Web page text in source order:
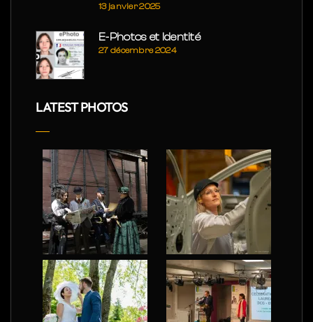
13 janvier 2025
E-Photos et Identité
27 décembre 2024
LATEST PHOTOS